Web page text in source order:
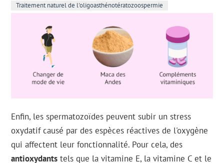
Traitement naturel de l'oligoasthénotératozoospermie
Enfin, les spermatozoïdes peuvent subir un stress
oxydatif causé par des espèces réactives de l'oxygène
qui affectent leur fonctionnalité. Pour cela, des
antioxydants tels que la vitamine E, la vitamine C et le